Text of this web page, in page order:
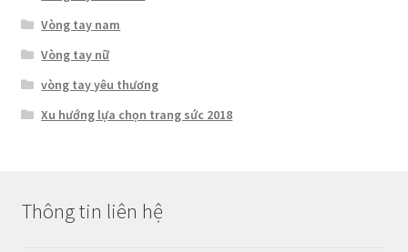
Vòng tay nam
Vòng tay nữ
vòng tay yêu thương
Xu hướng lựa chọn trang sức 2018
Thông tin liên hệ